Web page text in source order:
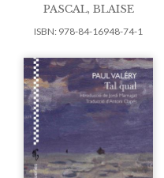
PASCAL, BLAISE
ISBN: 978-84-16948-74-1